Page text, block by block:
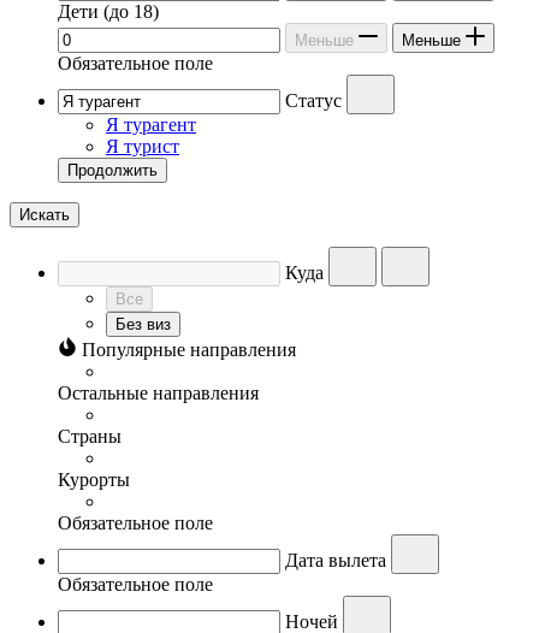
Дети (до 18)
Меньше Меньше
Обязательное поле
Статус
Я турагент
Я турист
Продолжить
Искать
Куда
Все
Без виз
Популярные направления
Остальные направления
Страны
Курорты
Обязательное поле
Дата вылета
Обязательное поле
Ночей